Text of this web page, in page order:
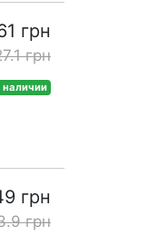
грн
грн
наличии
грн
грн